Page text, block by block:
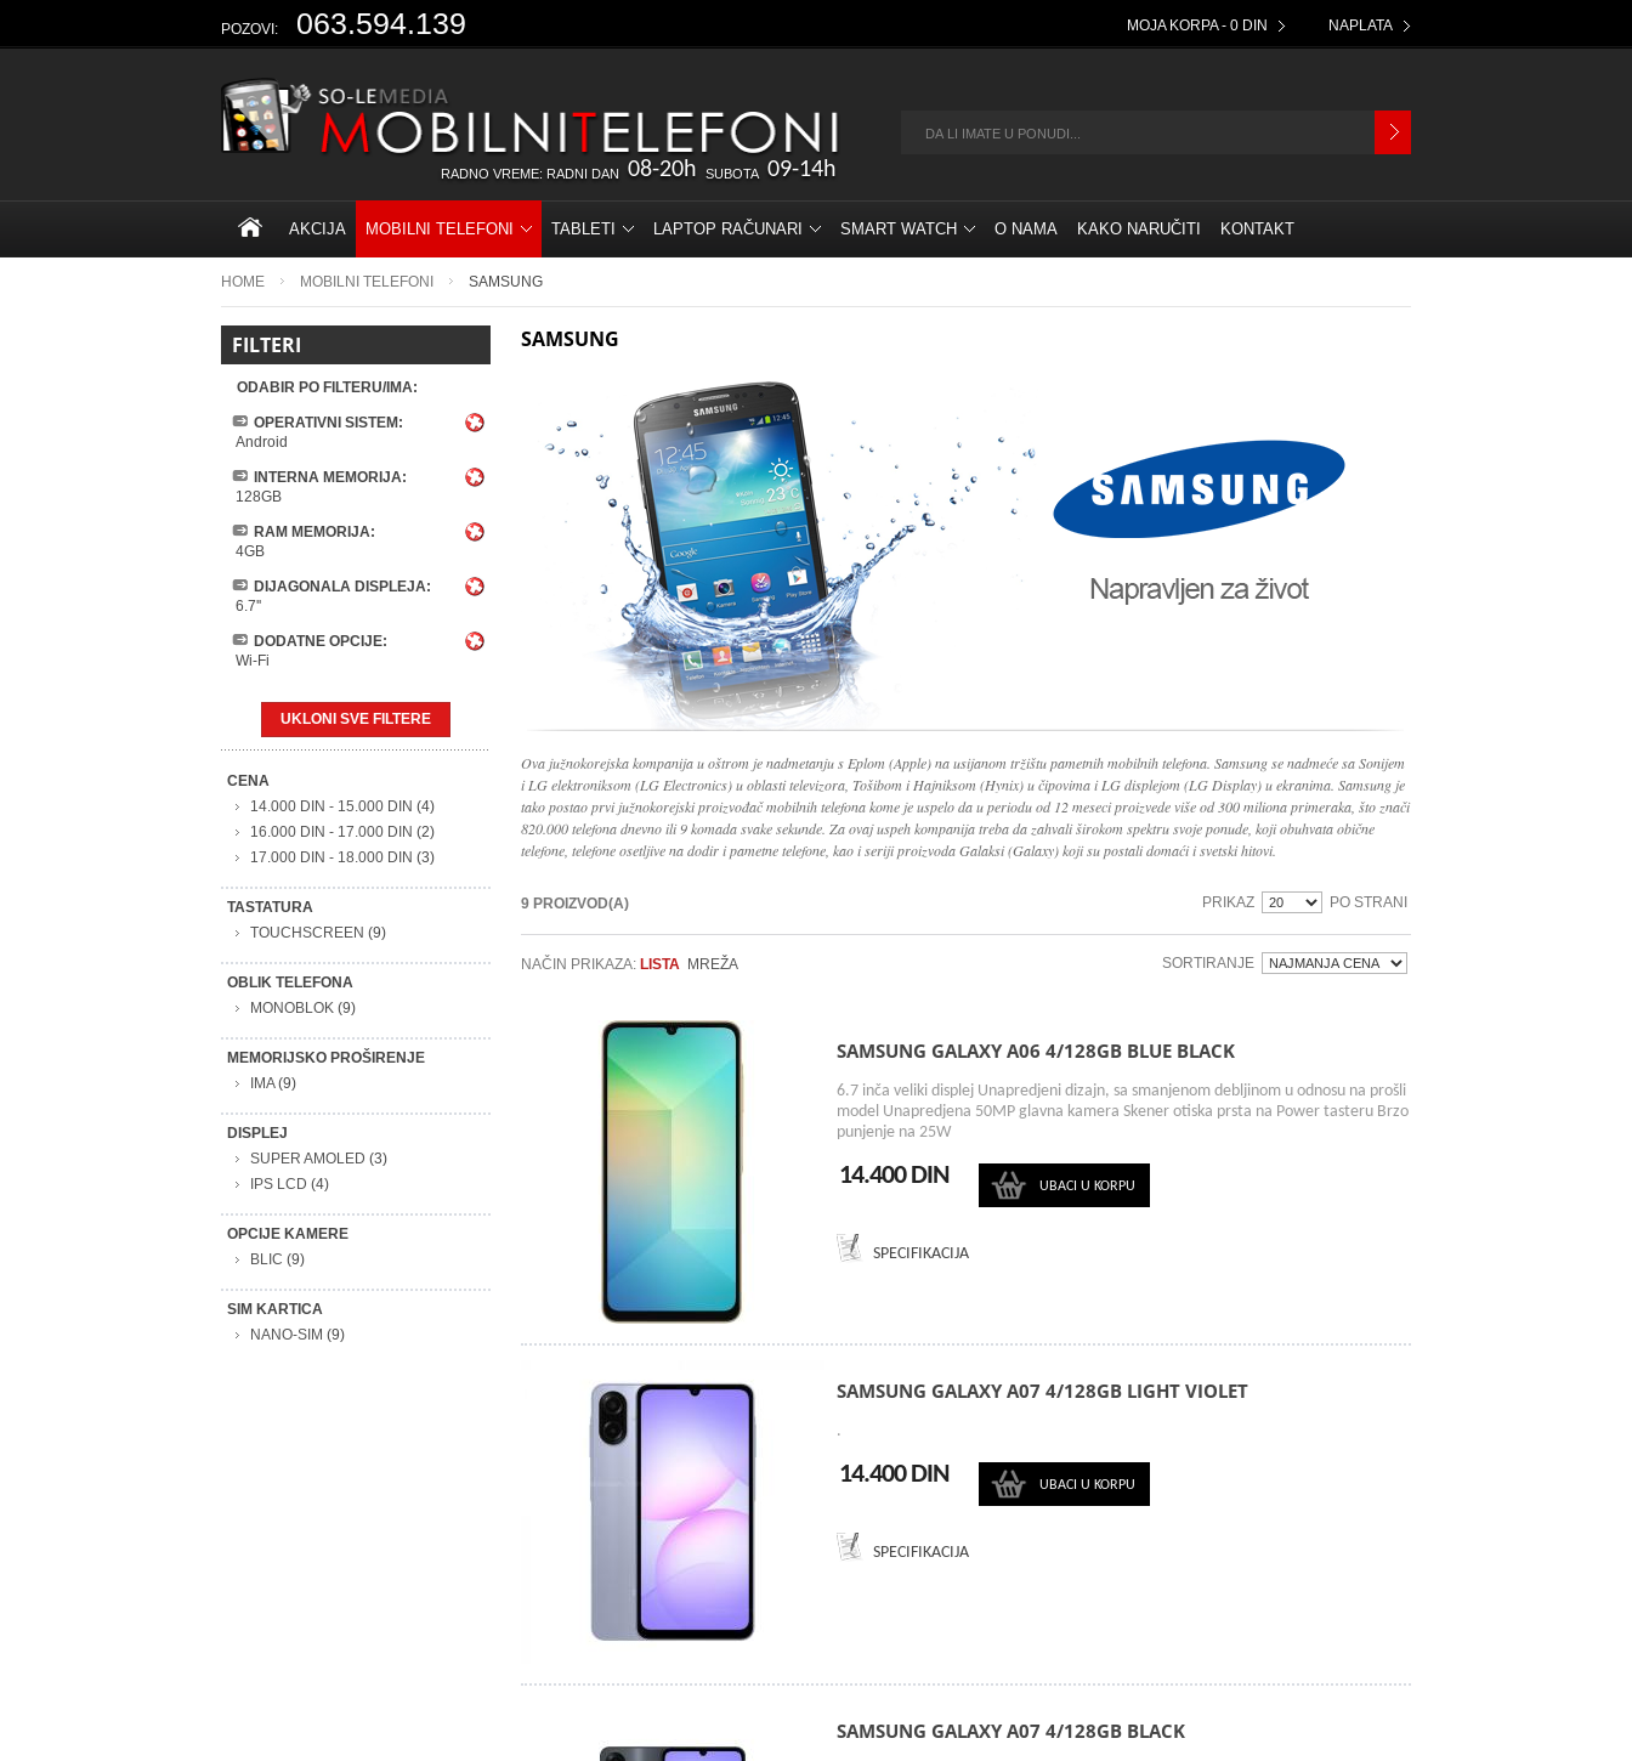
POZOVI: 063.594.139 MOJA KORPA - 0 DIN NAPLATA
RADNO VREME: RADNI DAN 08-20h SUBOTA 09-14h
AKCIJA MOBILNI TELEFONI TABLETI LAPTOP RAČUNARI SMART WATCH O NAMA KAKO NARUČITI KONTAKT
HOME MOBILNI TELEFONI SAMSUNG
FILTERI
ODABIR PO FILTERU/IMA:
OPERATIVNI SISTEM:
Android
INTERNA MEMORIJA:
128GB
RAM MEMORIJA:
4GB
DIJAGONALA DISPLEJA:
6.7''
DODATNE OPCIJE:
Wi-Fi
UKLONI SVE FILTERE
CENA
14.000 DIN - 15.000 DIN (4)
16.000 DIN - 17.000 DIN (2)
17.000 DIN - 18.000 DIN (3)
TASTATURA
TOUCHSCREEN (9)
OBLIK TELEFONA
MONOBLOK (9)
MEMORIJSKO PROŠIRENJE
IMA(9)
DISPLEJ
SUPER AMOLED (3)
IPS LCD (4)
OPCIJE KAMERE
BLIC (9)
SIM KARTICA
NANO-SIM (9)
SAMSUNG
Ova južnokorejska kompanija u oštrom je nadmetanju s Eplom (Apple) na usijanom tržištu pametnih mobilnih telefona. Samsung se nadmeće sa Sonijem
i LG elektroniksom (LG Electronics) u oblasti televizora, Tošibom i Hajniksom (Hynix) u čipovima i LG displejom (LG Display) u ekranima. Samsung je
tako postao prvi južnokorejski proizvođač mobilnih telefona kome je uspelo da u periodu od 12 meseci proizvede više od 300 miliona primeraka, što znači
820.000 telefona dnevno ili 9 komada svake sekunde. Za ovaj uspeh kompanija treba da zahvali širokom spektru svoje ponude, koji obuhvata obične
telefone, telefone osetljive na dodir i pametne telefone, kao i seriji proizvoda Galaksi (Galaxy) koji su postali domaći i svetski hitovi.
9 PROIZVOD(A) PRIKAZ PO STRANI
NAČIN PRIKAZA: LISTA MREŽA SORTIRANJE
SAMSUNG GALAXY A06 4/128GB BLUE BLACK
6.7 inča veliki displej Unapredjeni dizajn, sa smanjenom debljinom u odnosu na prošli
model Unapredjena 50MP glavna kamera Skener otiska prsta na Power tasteru Brzo
punjenje na 25W
14.400 DIN UBACI U KORPU
SPECIFIKACIJA
SAMSUNG GALAXY A07 4/128GB LIGHT VIOLET
.
14.400 DIN UBACI U KORPU
SPECIFIKACIJA
SAMSUNG GALAXY A07 4/128GB BLACK